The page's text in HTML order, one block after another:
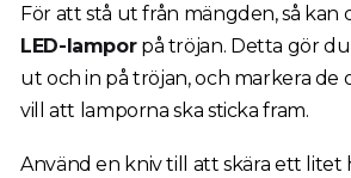
För att stå ut från mängden, så kan
LED-lamporpå tröjan. Detta gör
ut och in på tröjan, och markera de
vill att lamporna ska sticka fram.
Använd en kniv till att skära ett litet